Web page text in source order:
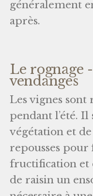
généralement
après.
Le rognage
vendanges
Les vignes sont
pendant l’été. Il
végétation et
repousses pour
fructification et
de raisin un